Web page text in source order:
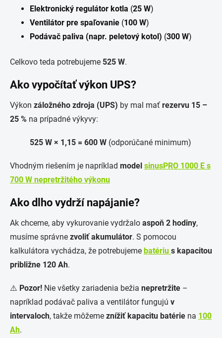
Elektronický regulátor kotla (25 W)
Ventilátor pre spaľovanie (100 W)
Podávač paliva (napr. peletový kotol) (300 W)
Celkovo teda potrebujeme 525 W.
Ako vypočítať výkon UPS?
Výkon záložného zdroja (UPS) by mal mať rezervu 15 –
25 % na prípadné výkyvy:
525 W × 1,15 = 600 W (odporúčané minimum)
Vhodným riešením je napríklad model sinusPRO 1000 E s
700 W nepretržitého výkonu
Ako dlho vydrží napájanie?
Ak chceme, aby vykurovanie vydržalo aspoň 2 hodiny,
musíme správne zvoliť akumulátor. S pomocou
kalkulátora vychádza, že potrebujeme batériu s kapacitou
približne 120 Ah.
⚠️ Pozor! Nie všetky zariadenia bežia nepretržite –
napríklad podávač paliva a ventilátor fungujú v
intervaloch, takže môžeme znížiť kapacitu batérie na 100
Ah.